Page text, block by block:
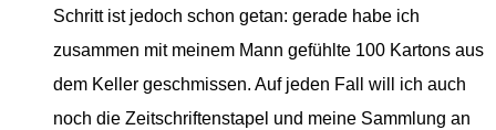
Schritt ist jedoch schon getan: gerade habe ich
zusammen mit meinem Mann gefühlte 100 Kartons aus
dem Keller geschmissen. Auf jeden Fall will ich auch
noch die Zeitschriftenstapel und meine Sammlung an